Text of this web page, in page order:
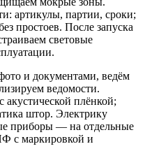
артикулы, партии, сроки;
простоев. После запуска
световые
и документами, ведём
ведомости.
акустической плёнкой;
штор. Электрику
приборы — на отдельные
с маркировкой и